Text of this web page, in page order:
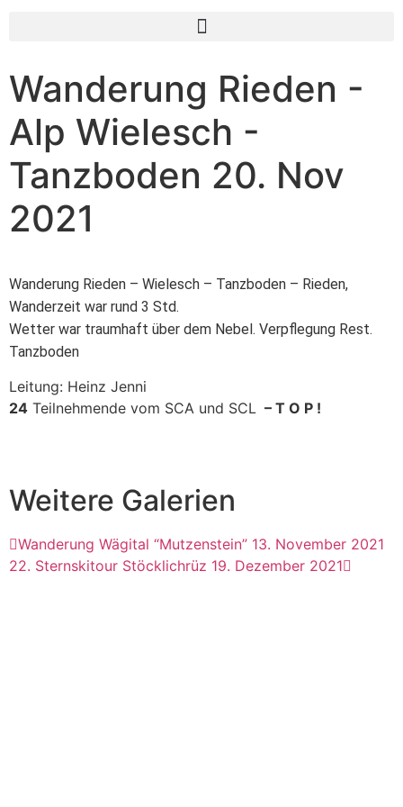
Wanderung Rieden -
Alp Wielesch -
Tanzboden 20. Nov
2021
Wanderung Rieden – Wielesch – Tanzboden – Rieden,
Wanderzeit war rund 3 Std.
Wetter war traumhaft über dem Nebel. Verpflegung Rest.
Tanzboden
Leitung: Heinz Jenni
24 Teilnehmende vom SCA und SCL – T O P !
Weitere Galerien
Wanderung Wägital “Mutzenstein” 13. November 2021
22. Sternskitour Stöcklichrüz 19. Dezember 2021